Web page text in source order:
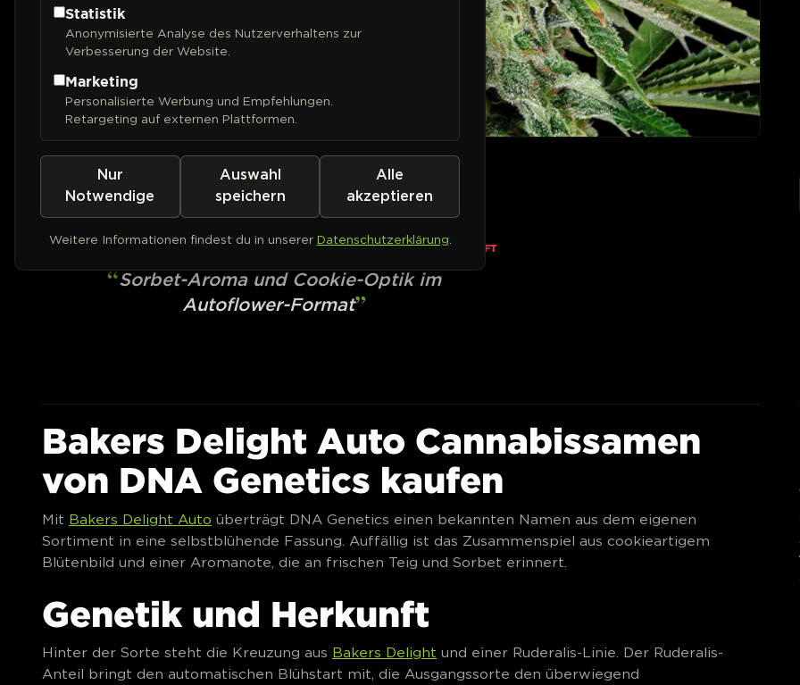
DNA GENETICS
Bakers Delight Auto
• AUSVERKAUFT
Sorbet-Aroma und Cookie-Optik im
Autoflower-Format
Bakers Delight Auto Cannabissamen
von DNA Genetics kaufen
Mit Bakers Delight Auto überträgt DNA Genetics einen bekannten Namen aus dem eigenen
Sortiment in eine selbstblühende Fassung. Auffällig ist das Zusammenspiel aus cookieartigem
Blütenbild und einer Aromanote, die an frischen Teig und Sorbet erinnert.
Genetik und Herkunft
Hinter der Sorte steht die Kreuzung aus Bakers Delight und einer Ruderalis-Linie. Der Ruderalis-
Anteil bringt den automatischen Blühstart mit, die Ausgangssorte den überwiegend
Statistik
Anonymisierte Analyse des Nutzerverhaltens zur
Verbesserung der Website.
Marketing
Personalisierte Werbung und Empfehlungen.
Retargeting auf externen Plattformen.
Nur
Notwendige
Auswahl
speichern
Alle
akzeptieren
Weitere Informationen findest du in unserer Datenschutzerklärung